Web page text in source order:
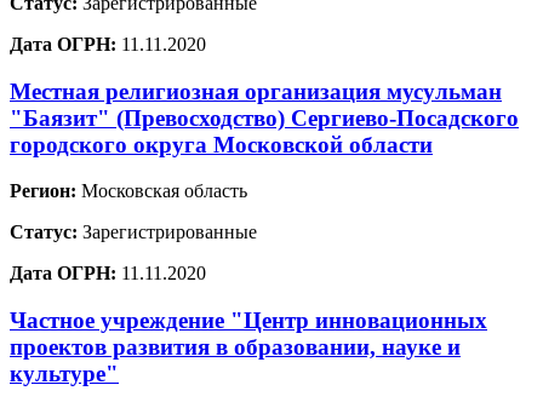
Дата ОГРН: 11.11.2020
Местная религиозная организация мусульман
"Баязит" (Превосходство) Сергиево-Посадского
городского округа Московской области
Регион: Московская область
Статус: Зарегистрированные
Дата ОГРН: 11.11.2020
Частное учреждение "Центр инновационных
проектов развития в образовании, науке и
культуре"